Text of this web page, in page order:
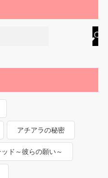
アチアラの秘密
ド～彼らの願い～